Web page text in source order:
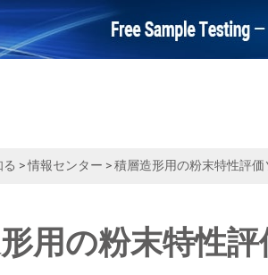
>情報センター >積層造形用の粉末特性評
用の粉末特性